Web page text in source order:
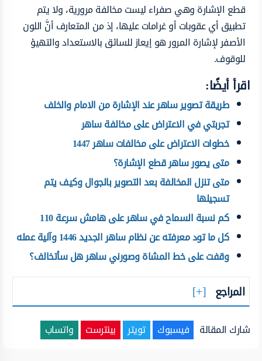
قطع الإشارة وهي صفراء ليست مخالفة مرورية، ولا يتم
تطبيق أي عقوبات أو غرامات عليها، إذ من المتعارف أنَّ اللون
الأصفر لإشارة المرور هو إيعاز للسائق بالاستعداد والتهيؤ
للوقوف.
اقرأ أيضًا:
طريقة تصوير ساهر عند الإشارة من الامام والخلف
تجربتي في الاعتراض على مخالفة ساهر
خطوات الاعتراض على مخالفات ساهر 1447
متى يصور ساهر قطع الإشارة؟
متى تنزل المخالفة بعد التصوير بالجوال وكيف يتم
تسجيلها
كم نسبة السماح في ساهر على هامش سرعة 110
كل ما تود معرفته عن نظام ساهر الجديد 1446 وآلية عمله
وقفت على خط المشاة وصورني ساهر هل سأتخالف؟
المراجع
شارك المقالة فيسبوك تويتر بينترست واتساب